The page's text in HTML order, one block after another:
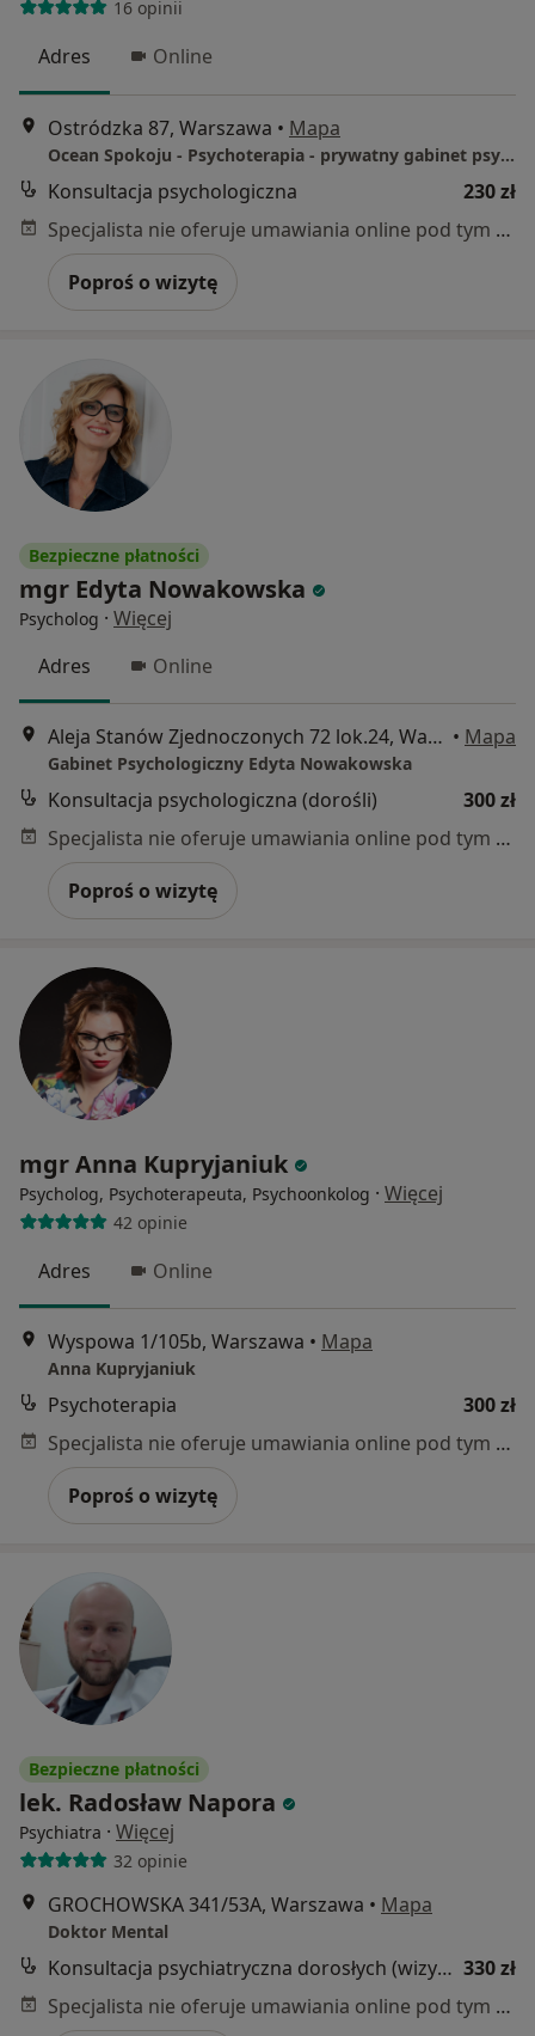
16 opinii
Adres Online
Ostródzka 87, Warszawa • Mapa
Ocean Spokoju - Psychoterapia - prywatny gabinet psychologiczny
Konsultacja psychologiczna
230 zł
Specjalista nie oferuje umawiania online pod tym adresem.
Poproś o wizytę
Bezpieczne płatności
mgr Edyta Nowakowska
Psycholog · Więcej
Adres
Online
Aleja Stanów Zjednoczonych 72 lok.24, Warszawa • Mapa
Gabinet Psychologiczny Edyta Nowakowska
Konsultacja psychologiczna (dorośli)
300 zł
Specjalista nie oferuje umawiania online pod tym adresem.
Poproś o wizytę
mgr Anna Kupryjaniuk
Psycholog, Psychoterapeuta, Psychoonkolog · Więcej
42 opinie
Adres Online
Wyspowa 1/105b, Warszawa • Mapa
Anna Kupryjaniuk
Psychoterapia
300 zł
Specjalista nie oferuje umawiania online pod tym adresem.
Poproś o wizytę
Bezpieczne płatności
lek. Radosław Napora
Psychiatra · Więcej
32 opinie
GROCHOWSKA 341/53A, Warszawa • Mapa
Doktor Mental
Konsultacja psychiatryczna dorosłych (wizyta kontrolna) 330 zł
Specjalista nie oferuje umawiania online pod tym adresem.